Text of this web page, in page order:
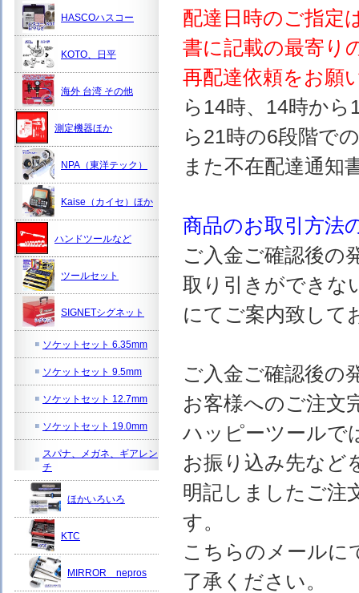
配達日時のご指定
書に記載の最寄り
再配達依頼をお願
ら14時、14時か
ら21時の6段階で
また不在配達通知
商品のお取引方法
ご入金ご確認後の
取り引きができな
にてご案内致して
ご入金ご確認後の
お客様へのご注文
ハッピーツールで
お振り込み先など
明記しましたご注
す。
こちらのメールに
了承ください。
HASCOハスコー
KOTO、日平
海外 台湾 その他
測定機器ほか
NPA（東洋テック）
Kaise（カイセ）ほか
ハンドツールなど
ツールセット
SIGNETシグネット
ソケットセット 6.35mm
ソケットセット 9.5mm
ソケットセット 12.7mm
ソケットセット 19.0mm
スパナ、メガネ、ギアレン
チ
ほかいろいろ
KTC
MIRROR nepros